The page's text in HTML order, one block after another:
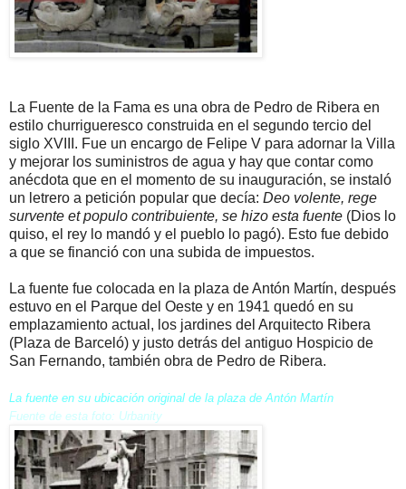
La Fuente de la Fama es una obra de Pedro de Ribera en
estilo churrigueresco construida en el segundo tercio del
siglo XVIII. Fue un encargo de Felipe V para adornar la Villa
y mejorar los suministros de agua y hay que contar como
anécdota que en el momento de su inauguración, se instaló
un letrero a petición popular que decía: Deo volente, rege
survente et populo contribuiente, se hizo esta fuente (Dios lo
quiso, el rey lo mandó y el pueblo lo pagó). Esto fue debido
a que se financió con una subida de impuestos.
La fuente fue colocada en la plaza de Antón Martín, después
estuvo en el Parque del Oeste y en 1941 quedó en su
emplazamiento actual, los jardines del Arquitecto Ribera
(Plaza de Barceló) y justo detrás del antiguo Hospicio de
San Fernando, también obra de Pedro de Ribera.
La fuente en su ubicación original de la plaza de Antón Martín
Fuente de esta foto: Urbanity